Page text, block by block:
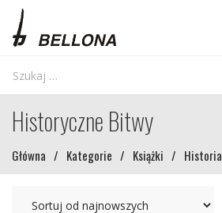
Historyczne Bitwy
Główna / Kategorie / Książki / Historia